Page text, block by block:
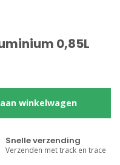
0,85L
winkelwagen
Snelle verzending
Verzenden met track en trace